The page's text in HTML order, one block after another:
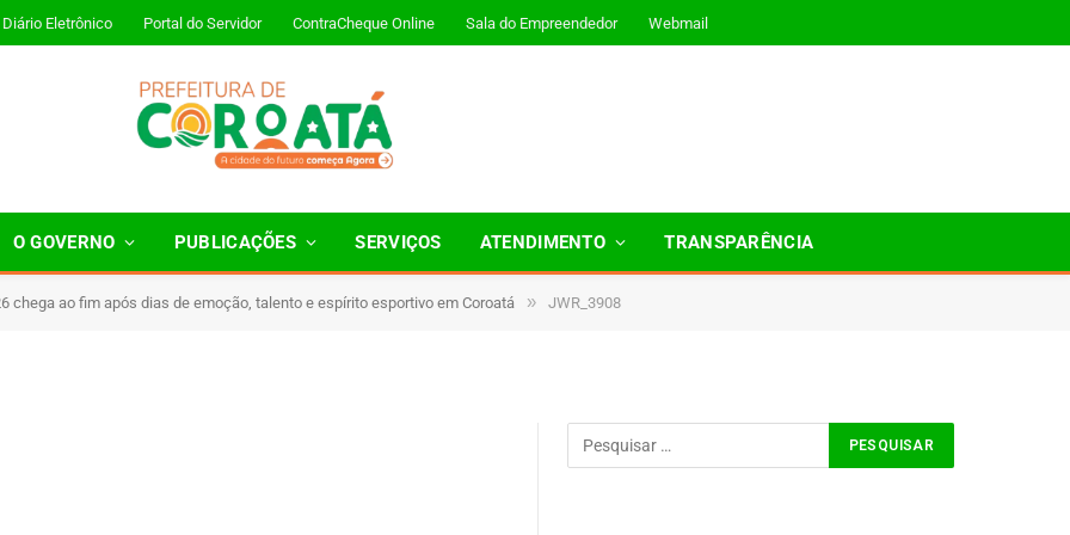
Diário Eletrônico Portal do Servidor ContraCheque Online Sala do Empreendedor Webmail
O GOVERNO PUBLICAÇÕES SERVIÇOS ATENDIMENTO TRANSPARÊNCIA
chega ao fim após dias de emoção, talento e espírito esportivo em Coroatá » JWR_3908